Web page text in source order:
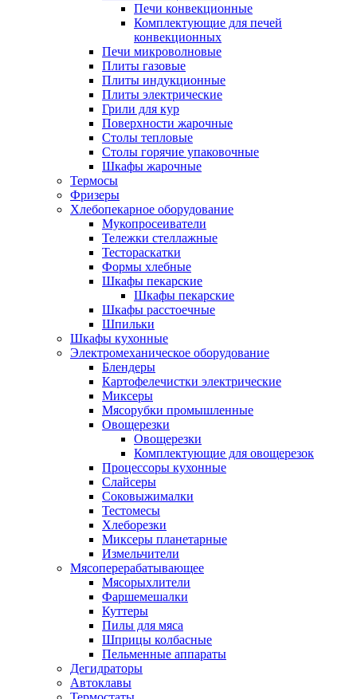
Печи конвекционные
Комплектующие для печей
конвекционных
Печи микроволновые
Плиты газовые
Плиты индукционные
Плиты электрические
Грили для кур
Поверхности жарочные
Столы тепловые
Столы горячие упаковочные
Шкафы жарочные
Термосы
Фризеры
Хлебопекарное оборудование
Мукопросеиватели
Тележки стеллажные
Тестораскатки
Формы хлебные
Шкафы пекарские
Шкафы пекарские
Шкафы расстоечные
Шпильки
Шкафы кухонные
Электромеханическое оборудование
Блендеры
Картофелечистки электрические
Миксеры
Мясорубки промышленные
Овощерезки
Овощерезки
Комплектующие для овощерезок
Процессоры кухонные
Слайсеры
Соковыжималки
Тестомесы
Хлеборезки
Миксеры планетарные
Измельчители
Мясоперерабатывающее
Мясорыхлители
Фаршемешалки
Куттеры
Пилы для мяса
Шприцы колбасные
Пельменные аппараты
Дегидраторы
Автоклавы